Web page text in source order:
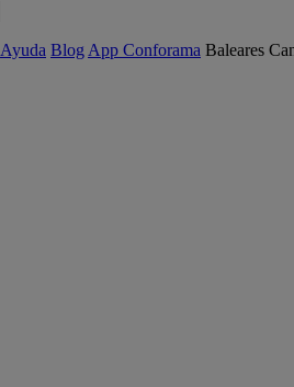
Ayuda Blog App Conforama Baleares